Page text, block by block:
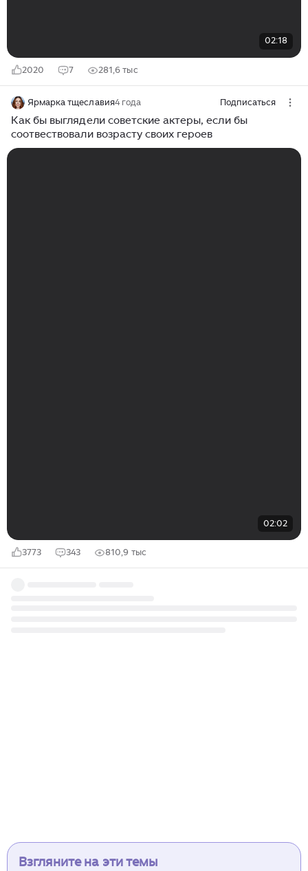
02:18
2020 7 281,6 тыс
Ярмарка тщеславия4 года Подписаться
Как бы выглядели советские актеры, если бы
соотвествовали возрасту своих героев
02:02
3773 343 810,9 тыс
Взгляните на эти темы